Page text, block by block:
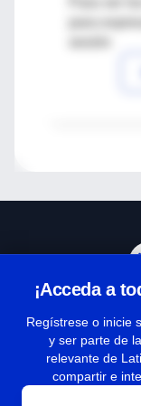
¡Acceda a
Regístrese o inicie
y ser parte de
relevante de
compartir e
|